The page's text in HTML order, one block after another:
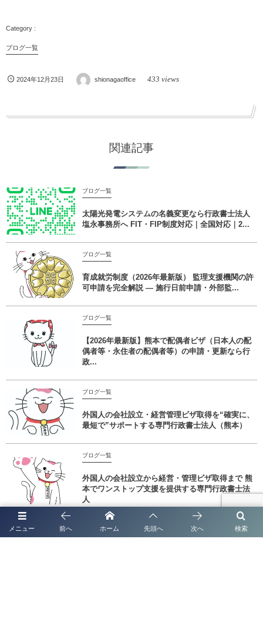
ブログ一覧
2024年12月23日 shionagaoffice 433 views
関連記事
ブログ一覧
太陽光発電システムの名義変更なら行政書士法人
塩永事務所へ FIT・FIP制度対応｜全国対応｜2...
ブログ一覧
育成就労制度（2026年最新版） 監理支援機関の許
可申請を完全解説 ― 施行日前申請・外部監...
ブログ一覧
【2026年最新版】熊本で配偶者ビザ（日本人の配
偶者等・永住者の配偶者等）の申請・更新なら行
政...
ブログ一覧
外国人の会社設立・経営管理ビザ取得を“確実に、
最短で”サポートする専門行政書士法人（熊本）
ブログ一覧
外国人の会社設立から経営・管理ビザ取得まで 熊
本でワンストップ支援を提供する専門行政書士法
人
メニュー 検索
前へ ホーム 先頭へ 次へ